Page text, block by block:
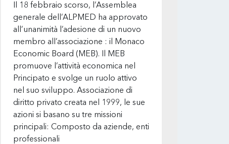
Il 18 febbraio scorso, l’Assemblea
generale dell’ALPMED ha approvato
all’unanimità l’adesione di un nuovo
membro all’associazione : il Monaco
Economic Board (MEB). Il MEB
promuove l’attività economica nel
Principato e svolge un ruolo attivo
nel suo sviluppo. Associazione di
diritto privato creata nel 1999, le sue
azioni si basano su tre missioni
principali: Composto da aziende, enti
professionali